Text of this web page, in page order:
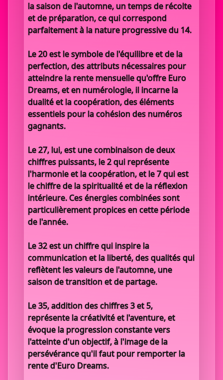
la saison de l'automne, un temps de récolte
et de préparation, ce qui correspond
parfaitement à la nature progressive du 14.
Le 20 est le symbole de l'équilibre et de la
perfection, des attributs nécessaires pour
atteindre la rente mensuelle qu'offre Euro
Dreams, et en numérologie, il incarne la
dualité et la coopération, des éléments
essentiels pour la cohésion des numéros
gagnants.
Le 27, lui, est une combinaison de deux
chiffres puissants, le 2 qui représente
l'harmonie et la coopération, et le 7 qui est
le chiffre de la spiritualité et de la réflexion
intérieure. Ces énergies combinées sont
particulièrement propices en cette période
de l'année.
Le 32 est un chiffre qui inspire la
communication et la liberté, des qualités qui
reflètent les valeurs de l'automne, une
saison de transition et de partage.
Le 35, addition des chiffres 3 et 5,
représente la créativité et l'aventure, et
évoque la progression constante vers
l'atteinte d'un objectif, à l'image de la
persévérance qu'il faut pour remporter la
rente d'Euro Dreams.